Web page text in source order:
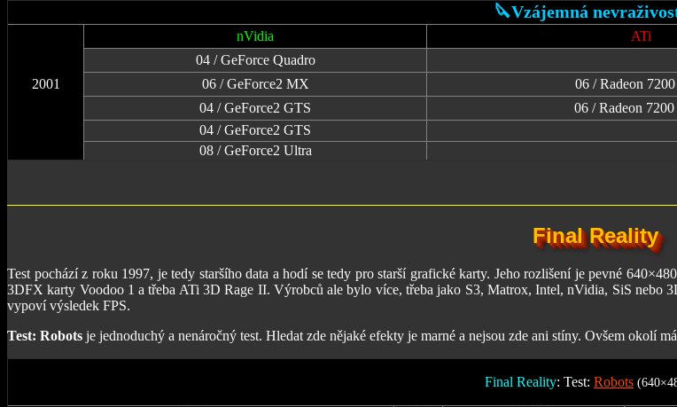
🔪Vzájemná
2001
nVidia ATi
04 / GeForce Quadro
06 / GeForce2 MX
06 / Radeon
04 / GeForce2 GTS
06 / Radeon
04 / GeForce2 GTS
08 / GeForce2 Ultra
Final Reality
Test pochází z roku 1997, je tedy staršího data a hodí se tedy pro starší grafické karty. Jeho rozlišení je pevné
3DFX karty Voodoo 1 a třeba ATi 3D Rage II. Výrobců ale bylo více, třeba jako S3, Matrox, Intel, nVidia, SiS nebo
vypoví výsledek FPS.
Test: Robots je jednoduchý a nenáročný test. Hledat zde nějaké efekty je marné a nejsou zde ani stíny. Ovšem okolí
Final Reality: Test: Robots